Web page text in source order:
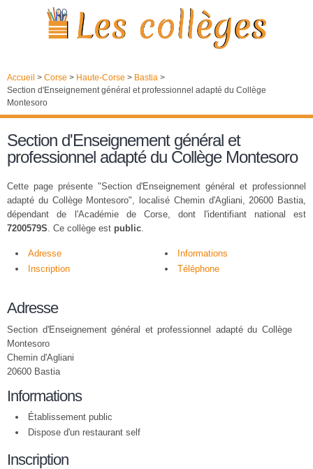
Accueil > Corse > Haute-Corse > Bastia >
Section d'Enseignement général et professionnel adapté du Collège
Montesoro
Section d'Enseignement général et
professionnel adapté du Collège Montesoro
Cette page présente "Section d'Enseignement général et professionnel
adapté du Collège Montesoro", localisé Chemin d'Agliani, 20600 Bastia,
dépendant de l'Académie de Corse, dont l'identifiant national est
7200579S. Ce collège est public.
Adresse
Informations
Inscription
Téléphone
Adresse
Section d'Enseignement général et professionnel adapté du Collège
Montesoro
Chemin d'Agliani
20600 Bastia
Informations
Établissement public
Dispose d'un restaurant self
Inscription